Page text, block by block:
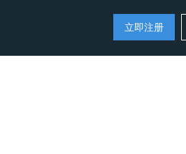
立即注册